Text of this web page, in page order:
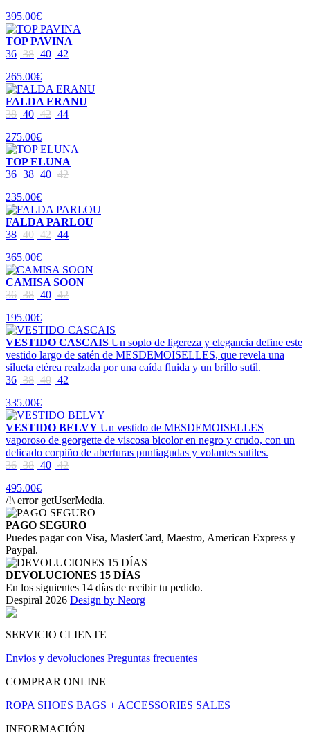
395.00€
TOP PAVINA
36 38 40 42
265.00€
FALDA ERANU
38 40 42 44
275.00€
TOP ELUNA
36 38 40 42
235.00€
FALDA PARLOU
38 40 42 44
365.00€
CAMISA SOON
36 38 40 42
195.00€
VESTIDO CASCAIS Un soplo de ligereza y elegancia define este
vestido largo de satén de MESDEMOISELLES, que revela una
silueta etérea realzada por una caída fluida y un brillo sutil.
36 38 40 42
335.00€
VESTIDO BELVY Un vestido de MESDEMOISELLES
vaporoso de georgette de viscosa bicolor en negro y crudo, con un
delicado corpiño de aberturas puntiagudas y volantes sutiles.
36 38 40 42
495.00€
/!\ error getUserMedia.
PAGO SEGURO
Puedes pagar con Visa, MasterCard, Maestro, American Express y
Paypal.
DEVOLUCIONES 15 DÍAS
En los siguientes 14 días de recibir tu pedido.
Despiral 2026 Design by Neorg
SERVICIO CLIENTE
Envios y devoluciones Preguntas frecuentes
COMPRAR ONLINE
ROPA SHOES BAGS + ACCESSORIES SALES
INFORMACIÓN